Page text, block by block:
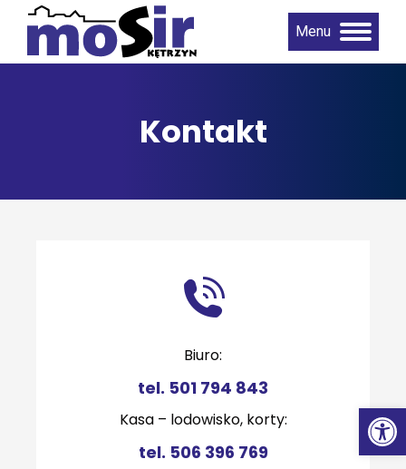
Menu
Kontakt
Biuro:
tel. 501 794 843
Kasa – lodowisko, korty:
tel. 506 396 769